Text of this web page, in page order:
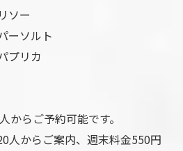
ソー
ーソルト
プリカ
らご予約可能です。
人からご案内、週末料金550円